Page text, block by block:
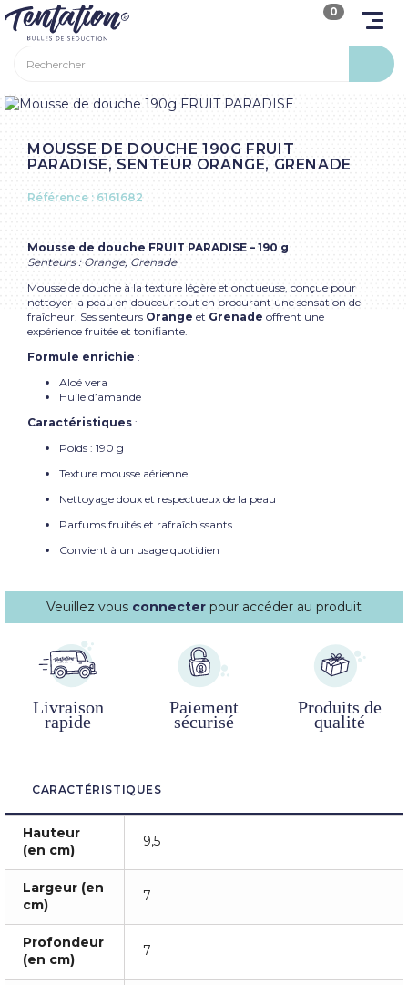
0
MOUSSE DE DOUCHE 190G FRUIT
PARADISE, SENTEUR ORANGE, GRENADE
Référence : 6161682
Mousse de douche FRUIT PARADISE – 190 g
Senteurs : Orange, Grenade
Mousse de douche à la texture légère et onctueuse, conçue pour
nettoyer la peau en douceur tout en procurant une sensation de
fraîcheur. Ses senteurs Orange et Grenade offrent une
expérience fruitée et tonifiante.
Formule enrichie :
Aloé vera
Huile d’amande
Caractéristiques :
Poids : 190 g
Texture mousse aérienne
Nettoyage doux et respectueux de la peau
Parfums fruités et rafraîchissants
Convient à un usage quotidien
Veuillez vous connecter pour accéder au produit
Livraison
rapide
Paiement
sécurisé
Produits de
qualité
CARACTÉRISTIQUES
Hauteur
(en cm)
9,5
Largeur (en
cm)
7
Profondeur
(en cm)
7